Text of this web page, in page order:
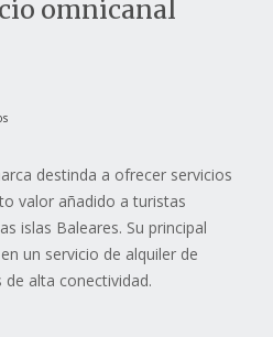
omnicanal
destinda a ofrecer servicios
valor añadido a turistas
islas Baleares. Su principal
un servicio de alquiler de
alta conectividad.